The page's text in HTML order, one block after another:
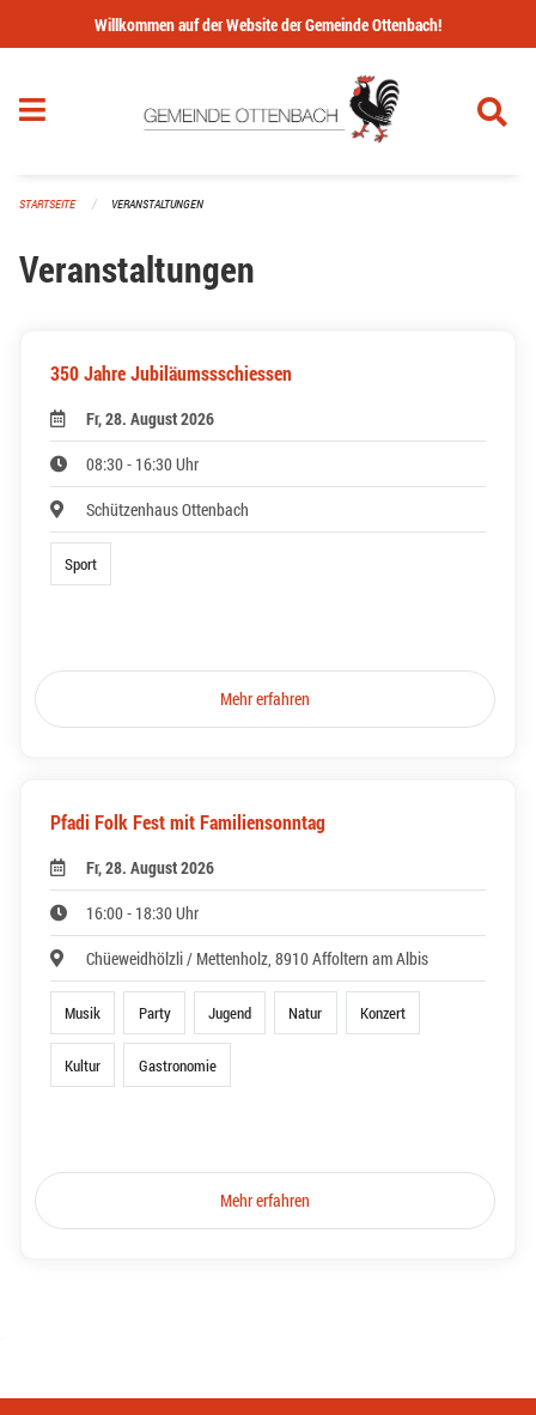
Navigation überspringen
Willkommen auf der Website der Gemeinde Ottenbach!
STARTSEITE VERANSTALTUNGEN
Veranstaltungen
350 Jahre Jubiläumssschiessen
Fr, 28. August 2026
08:30 - 16:30 Uhr
Schützenhaus Ottenbach
Sport
Mehr erfahren
Pfadi Folk Fest mit Familiensonntag
Fr, 28. August 2026
16:00 - 18:30 Uhr
Chüeweidhölzli / Mettenholz, 8910 Affoltern am Albis
Musik Party Jugend Natur Konzert
Kultur Gastronomie
Mehr erfahren